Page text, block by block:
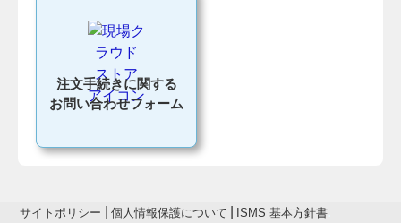
注文手続きに関する
お問い合わせフォーム
サイトポリシー 個人情報保護について ISMS 基本方針書